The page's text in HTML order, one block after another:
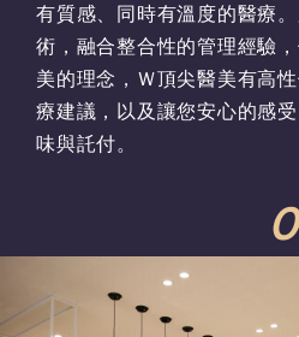
有質感、同時有溫度的醫療
術，融合整合性的管理經驗
美的理念，Ｗ頂尖醫美有高
療建議，以及讓您安心的感
味與託付。